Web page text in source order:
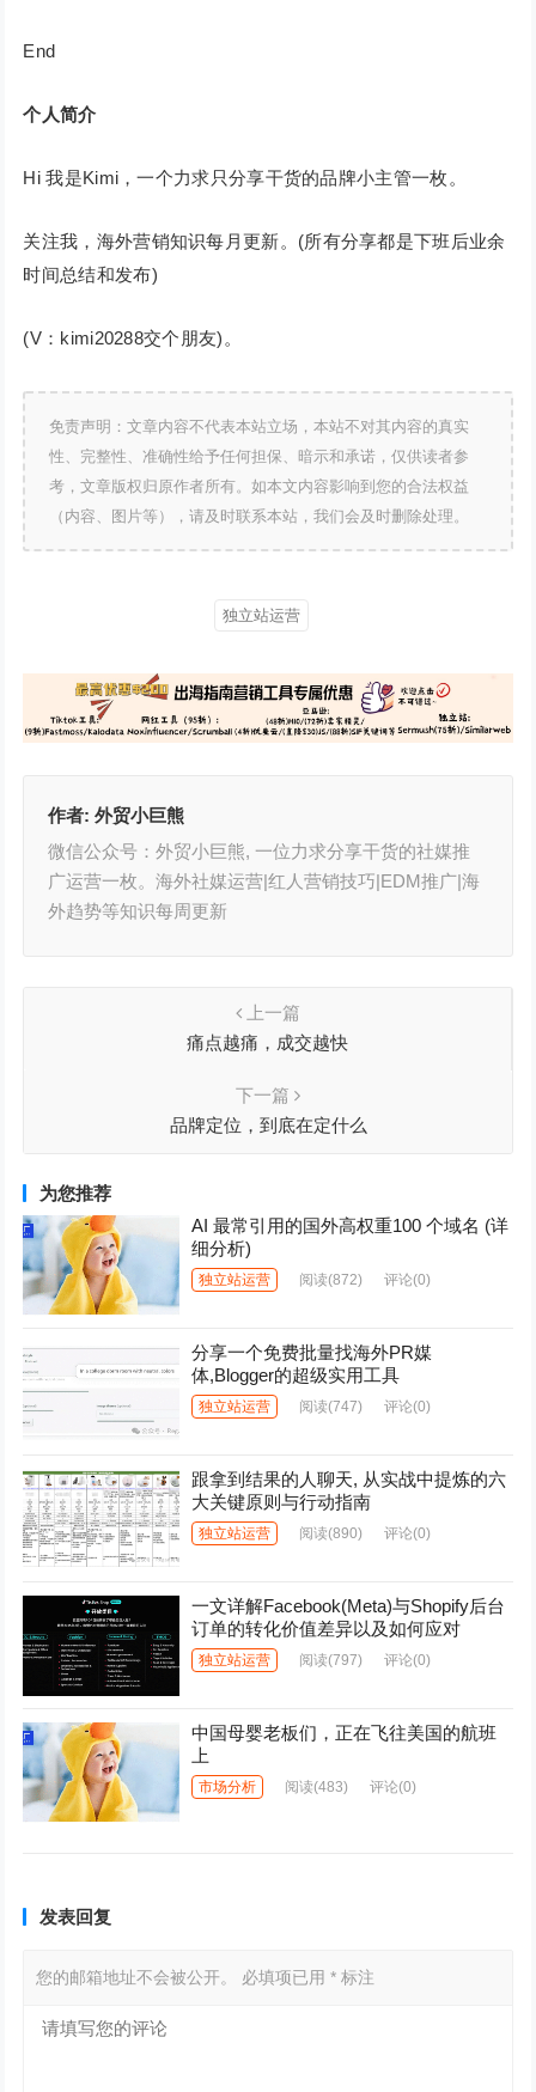
End
个人简介
Hi 我是Kimi，一个力求只分享干货的品牌小主管一枚。
关注我，海外营销知识每月更新。(所有分享都是下班后业余
时间总结和发布)
(V：kimi20288交个朋友)。
免责声明：文章内容不代表本站立场，本站不对其内容的真实
性、完整性、准确性给予任何担保、暗示和承诺，仅供读者参
考，文章版权归原作者所有。如本文内容影响到您的合法权益
（内容、图片等），请及时联系本站，我们会及时删除处理。
独立站运营
作者:外贸小巨熊
微信公众号：外贸小巨熊, 一位力求分享干货的社媒推
广运营一枚。海外社媒运营|红人营销技巧|EDM推广|海
外趋势等知识每周更新
上一篇
痛点越痛，成交越快
下一篇
品牌定位，到底在定什么
为您推荐
AI 最常引用的国外高权重100 个域名 (详
细分析)
独立站运营 阅读(872) 评论(0)
分享一个免费批量找海外PR媒
体,Blogger的超级实用工具
独立站运营 阅读(747) 评论(0)
跟拿到结果的人聊天, 从实战中提炼的六
大关键原则与行动指南
独立站运营 阅读(890) 评论(0)
一文详解Facebook(Meta)与Shopify后台
订单的转化价值差异以及如何应对
独立站运营 阅读(797) 评论(0)
中国母婴老板们，正在飞往美国的航班
上
市场分析 阅读(483) 评论(0)
发表回复
您的邮箱地址不会被公开。 必填项已用* 标注